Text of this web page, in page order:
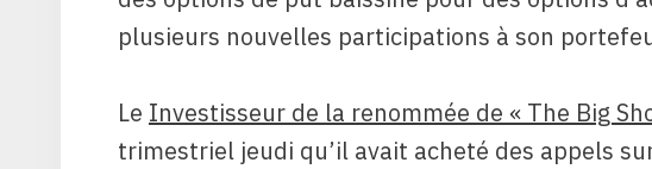
plusieurs nouvelles participations à son
Le Investisseur de la renommée de « The Big
trimestriel jeudi qu’il avait acheté des appels